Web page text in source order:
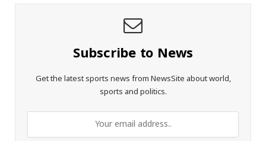
Subscribe to News
Get the latest sports news from NewsSite about world,
sports and politics.